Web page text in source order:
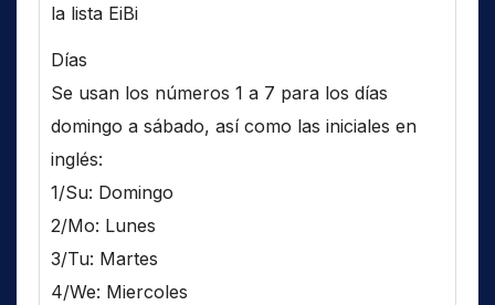
la lista EiBi
Días
Se usan los números 1 a 7 para los días
domingo a sábado, así como las iniciales en
inglés:
1/Su: Domingo
2/Mo: Lunes
3/Tu: Martes
4/We: Miercoles